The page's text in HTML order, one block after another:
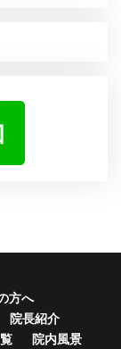
方へ
院長紹介
院内風景